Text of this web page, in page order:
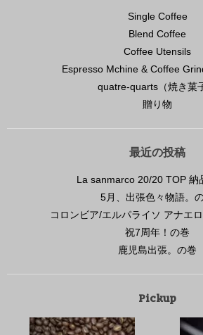
Single Coffee
Blend Coffee
Coffee Utensils
Espresso Mchine & Coffee
quatre-quarts（焼き菓
贈り物
最近の投稿
La sanmarco 20/20 TOP 納
5月、出張色々物語。
コロンビア/エルパライソ アナエ
祝7周年！の巻
鹿児島出張。の巻
Pickup